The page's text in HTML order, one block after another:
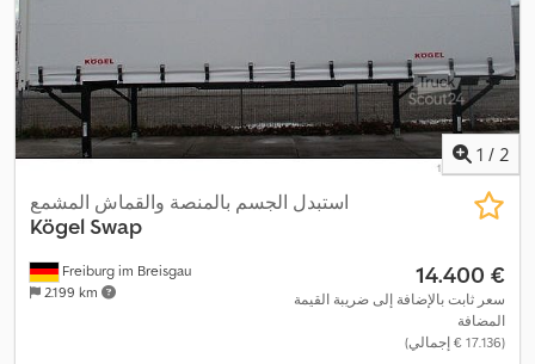
1 / 2
Freiburg im Breisgau
2.199 km
استبدل الجسم بالمنصة والقماش المشمع
Kögel Swap
‏14.400 €
سعر ثابت بالإضافة إلى ضريبة القيمة
المضافة
(‏17.136 € إجمالي)